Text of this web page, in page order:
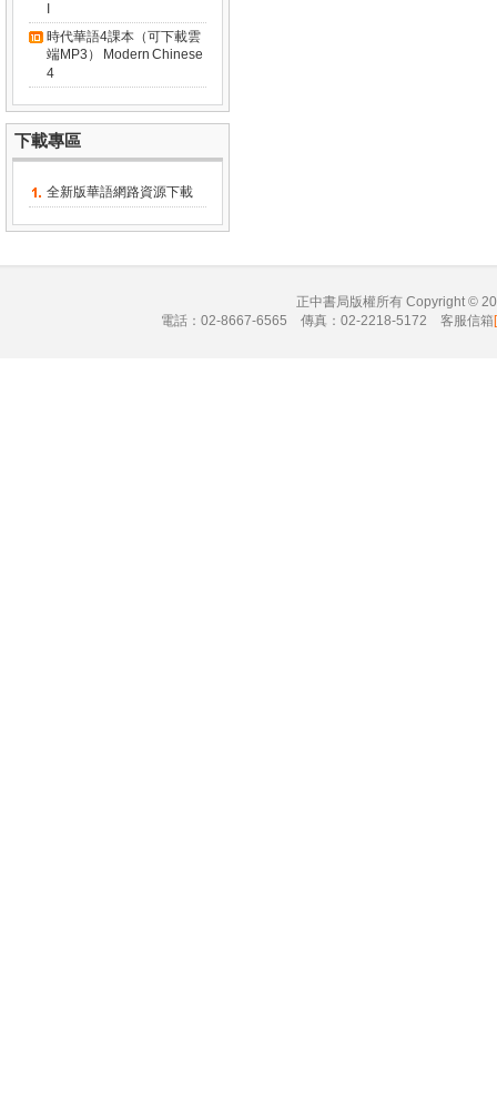
I
時代華語4課本（可下載雲
端MP3） Modern Chinese
4
下載專區
全新版華語網路資源下載
正中書局版權所有 Copyright ©
電話：02-8667-6565 傳真：02-2218-5172 客服信箱